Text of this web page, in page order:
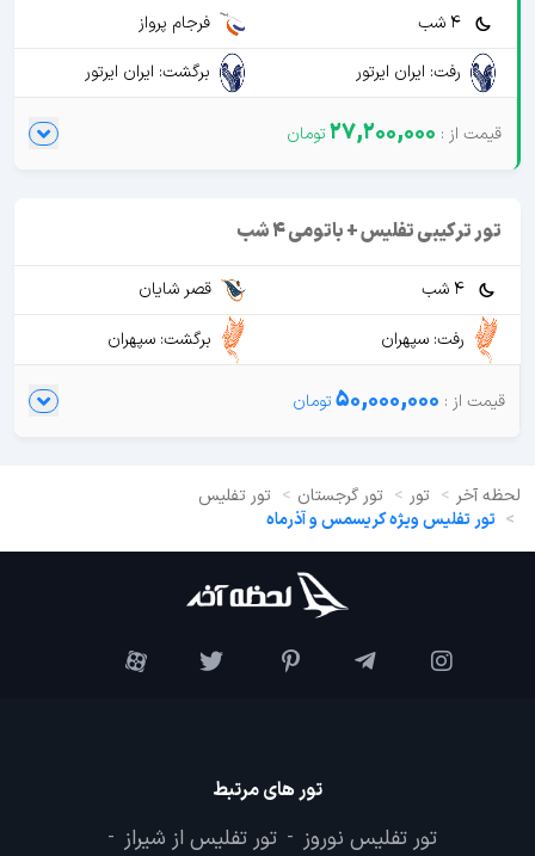
4 شب
فرجام پرواز
رفت: ایران ایرتور
برگشت: ایران ایرتور
27,200,000
تور ترکیبی تفلیس + باتومی 4 شب
4 شب
قصر شایان
رفت: سپهران
برگشت: سپهران
50,000,000
لحظه آخر تور تور گرجستان
تور تفلیس
تور تفلیس ویژه کریسمس و آذرماه
تور های مرتبط
تور تفلیس نوروز - تور تفلیس از شیراز -